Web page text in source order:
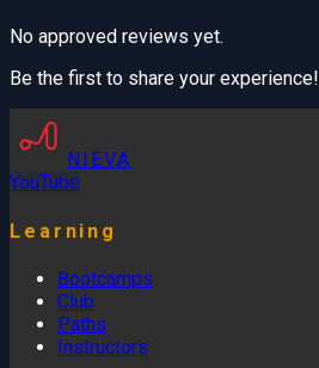
No approved reviews yet.
Be the first to share your experience!
NIEVA
YouTube
Learning
Bootcamps
Club
Paths
Instructors